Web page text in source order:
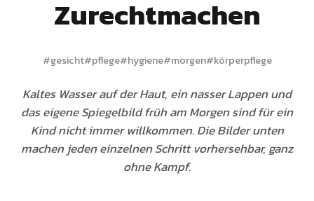
Zurechtmachen
#gesicht#pflege#hygiene#morgen#körperpflege
Kaltes Wasser auf der Haut, ein nasser Lappen und
das eigene Spiegelbild früh am Morgen sind für ein
Kind nicht immer willkommen. Die Bilder unten
machen jeden einzelnen Schritt vorhersehbar, ganz
ohne Kampf.